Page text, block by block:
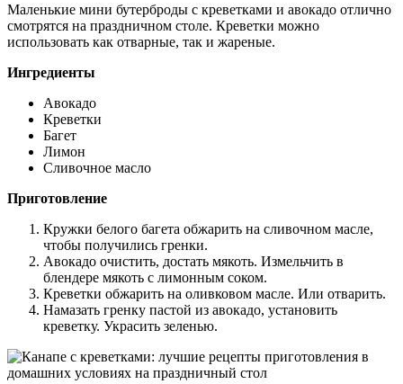
Маленькие мини бутерброды с креветками и авокадо отлично
смотрятся на праздничном столе. Креветки можно
использовать как отварные, так и жареные.
Ингредиенты
Авокадо
Креветки
Багет
Лимон
Сливочное масло
Приготовление
Кружки белого багета обжарить на сливочном масле,
чтобы получились гренки.
Авокадо очистить, достать мякоть. Измельчить в
блендере мякоть с лимонным соком.
Креветки обжарить на оливковом масле. Или отварить.
Намазать гренку пастой из авокадо, установить
креветку. Украсить зеленью.